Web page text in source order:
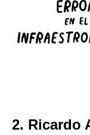
2. Ricardo